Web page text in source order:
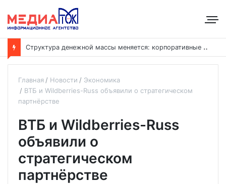
С
труктура денежной массы меняется: корпоративные депозиты обогнали вклады населения
Главная Новости
Экономика
ВТБ и Wildberries-Russ объявили о стратегическом
партнёрстве
ВТБ и Wildberries-Russ
объявили о
стратегическом
партнёрстве